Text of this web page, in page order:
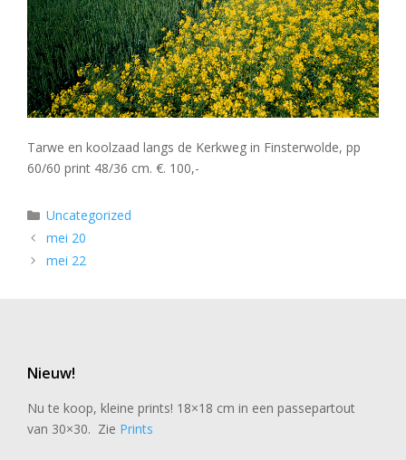
Tarwe en koolzaad langs de Kerkweg in Finsterwolde, pp
60/60 print 48/36 cm. €. 100,-
Categorieën
Uncategorized
mei 20
mei 22
Nieuw!
Nu te koop, kleine prints! 18×18 cm in een passepartout
van 30×30. Zie Prints